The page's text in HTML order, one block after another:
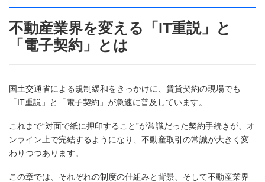
不動産業界を変える「IT重説」と
「電子契約」とは
国土交通省による規制緩和をきっかけに、賃貸契約の現場でも
「IT重説」と「電子契約」が急速に普及しています。
これまで“対面で紙に押印すること”が常識だった契約手続きが、オ
ンライン上で完結するようになり、不動産取引の常識が大きく変
わりつつあります。
この章では、それぞれの制度の仕組みと背景、そして不動産業界